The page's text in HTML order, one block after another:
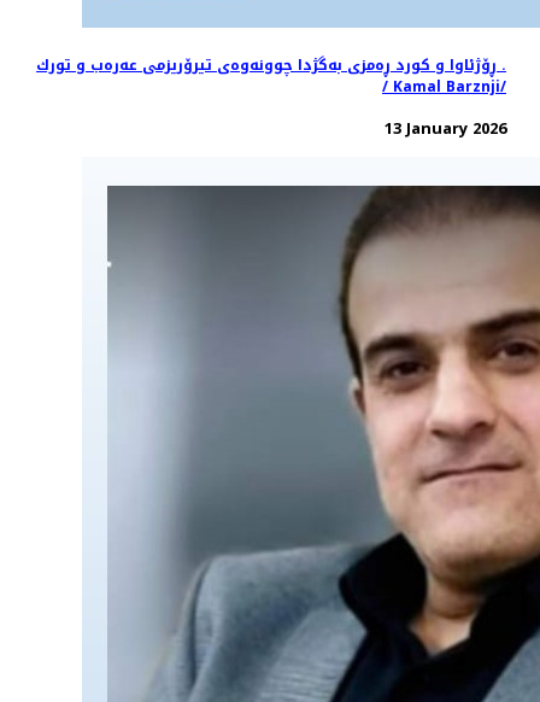
ڕۆژئاوا و كورد ڕەمزی بەگژدا چوونەوەى تيرۆريزمى عەرەب و تورك .
/ Kamal Barznji/
13 January 2026